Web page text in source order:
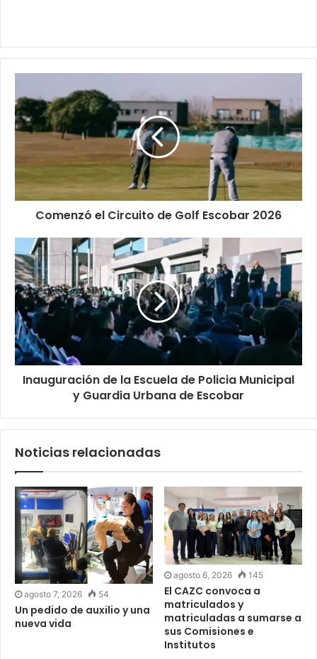
Comenzó el Circuito de Golf Escobar 2026
Inauguración de la Escuela de Policia Municipal
y Guardia Urbana de Escobar
Noticias relacionadas
agosto 7, 2026 54
Un pedido de auxilio y una
nueva vida
agosto 6, 2026 145
El CAZC convoca a
matriculados y
matriculadas a sumarse a
sus Comisiones e
Institutos